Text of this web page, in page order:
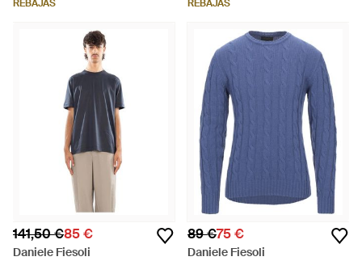
REBAJAS REBAJAS
141,50 €85 €
Daniele Fiesoli
89 €75 €
Daniele Fiesoli